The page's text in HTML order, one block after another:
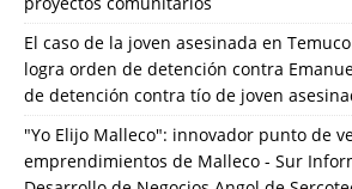
El caso de la joven asesinada en
logra orden de detención contra
de detención contra tío de joven
"Yo Elijo Malleco": innovador punto de
emprendimientos de Malleco - Sur